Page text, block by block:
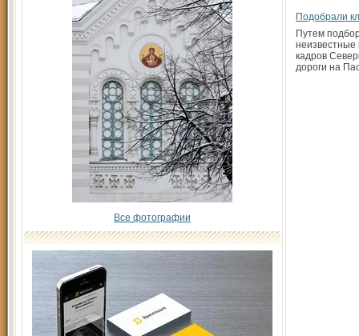
Все фотографии
Подобрали
Путем
неизвестные
кадров
дороги на